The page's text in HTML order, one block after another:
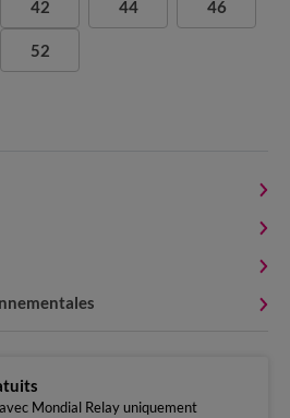
42 44 46
52
Mondial Relay uniquement